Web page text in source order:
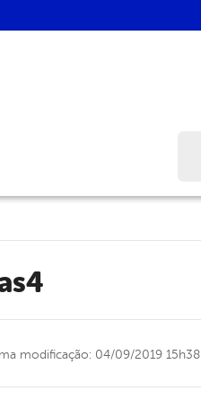
modificação: 04/09/2019 15h38